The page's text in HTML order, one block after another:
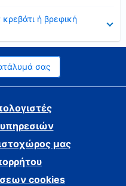
ή βρεφική
σας
μας
cookies